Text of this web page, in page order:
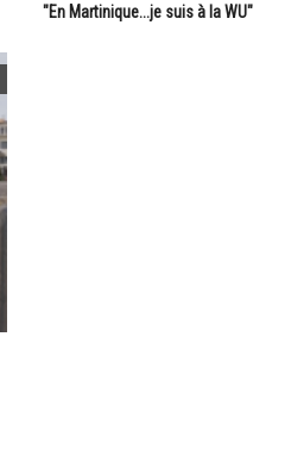
"En Martinique...je suis à la WU"